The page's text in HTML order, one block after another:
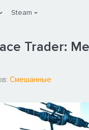
Steam
Trader:
Смешанные